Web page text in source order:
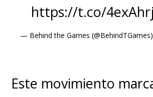
https://t.co/
— Behind the Games (@BehindTGames)
Este movimiento